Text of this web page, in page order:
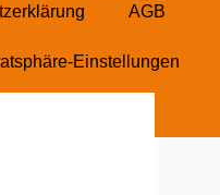
AGB
Einstellungen